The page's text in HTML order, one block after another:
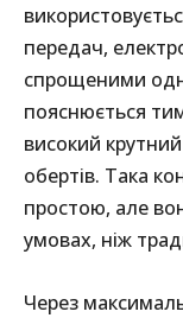
передач,
спрощеними
пояснюється
високий
обертів. Така
простою, але
умовах, ніж
Через